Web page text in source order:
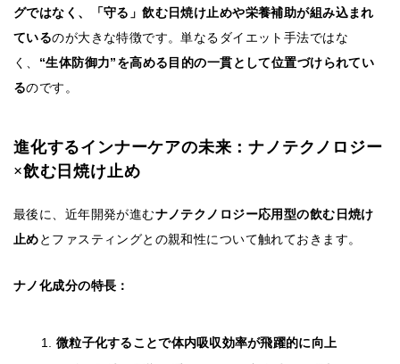
グではなく、「守る」飲む日焼け止めや栄養補助が組み込まれ
ているのが大きな特徴です。単なるダイエット手法ではな
く、 “生体防御力”を高める目的の一貫として位置づけられてい
るのです。
進化するインナーケアの未来：ナノテクノロジー
×飲む日焼け止め
最後に、近年開発が進むナノテクノロジー応用型の飲む日焼け
止めとファスティングとの親和性について触れておきます。
ナノ化成分の特長：
微粒子化することで体内吸収効率が飛躍的に向上